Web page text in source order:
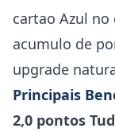
cartao Azul no
acumulo de
upgrade
Principais
2,0 pontos